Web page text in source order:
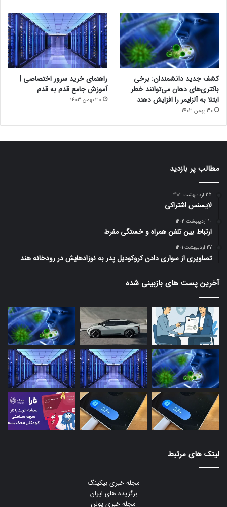
کشف جدید دانشمندان: برخی
باکتری‌های دهان می‌توانند خطر
ابتلا به آلزایمر را افزایش دهند
30 بهمن 1403
راهنمای خرید سرور اختصاصی |
آموزش جامع قدم به قدم
30 بهمن 1403
مطالب پر بازدید
25 اردیبهشت 1402
لایسنس اشتراکی
10 اردیبهشت 1402
ارتباط بین تلفن همراه و خستگی مفرط
27 اردیبهشت 1401
تصاویری از سواری دادن کروکودیل پدر به نوزادهایش در رودخانه هند
آخرین پست های بازبینی شده
لینک های مرتبط
مجله خبری بیکینگ
برگزیده های ایران
مجله خبری یولن